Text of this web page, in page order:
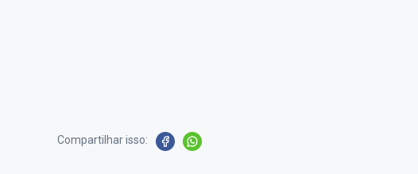
Compartilhar isso: